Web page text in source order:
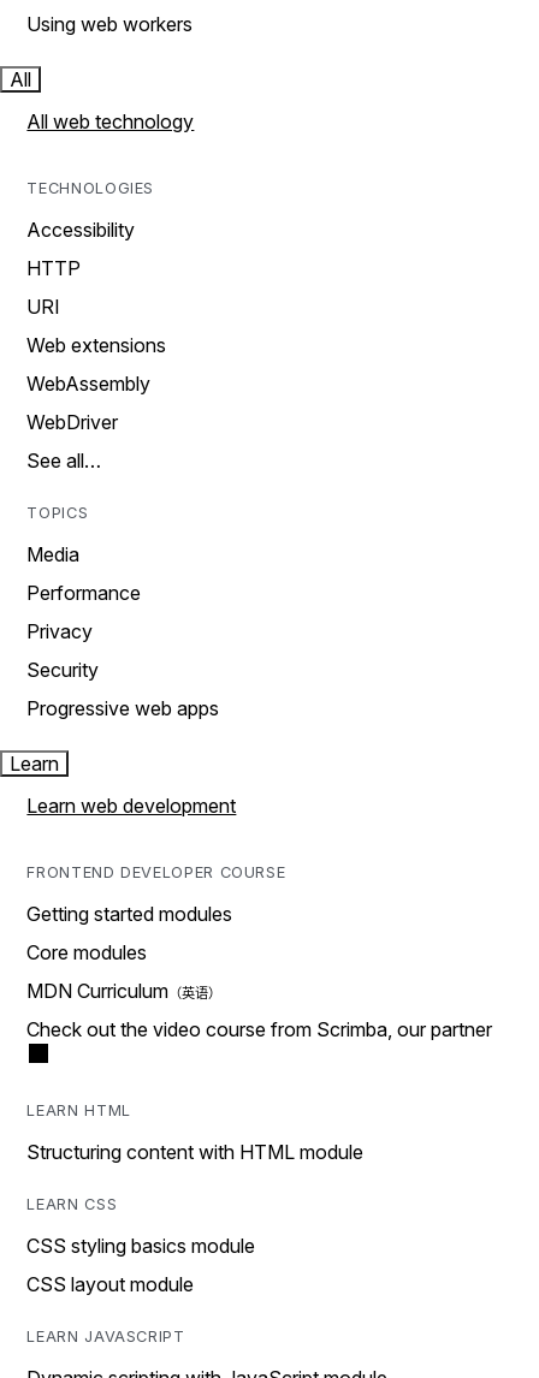
Using web workers
All
All web technology
TECHNOLOGIES
Accessibility
HTTP
URI
Web extensions
WebAssembly
WebDriver
See all…
TOPICS
Media
Performance
Privacy
Security
Progressive web apps
Learn
Learn web development
FRONTEND DEVELOPER COURSE
Getting started modules
Core modules
MDN Curriculum
Check out the video course from Scrimba, our partner
LEARN HTML
Structuring content with HTML module
LEARN CSS
CSS styling basics module
CSS layout module
LEARN JAVASCRIPT